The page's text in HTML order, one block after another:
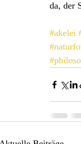
da, der
#akelei